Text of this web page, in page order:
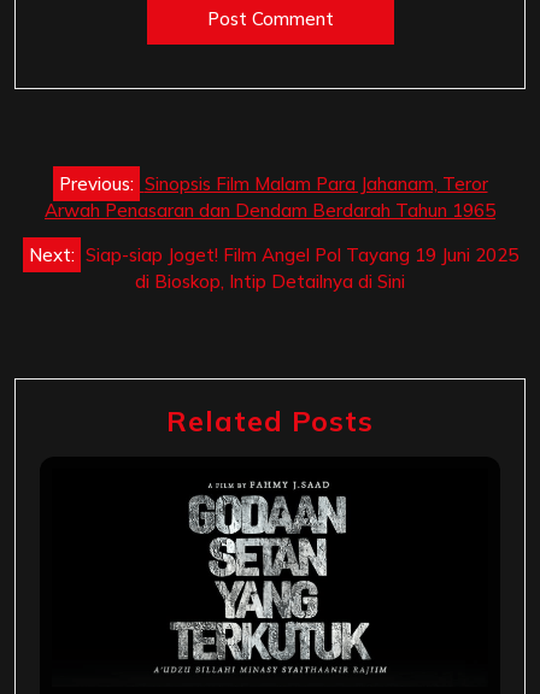
Post
navigation
Previous: Sinopsis Film Malam Para Jahanam, Teror
Arwah Penasaran dan Dendam Berdarah Tahun 1965
Next: Siap-siap Joget! Film Angel Pol Tayang 19 Juni 2025
di Bioskop, Intip Detailnya di Sini
Related Posts